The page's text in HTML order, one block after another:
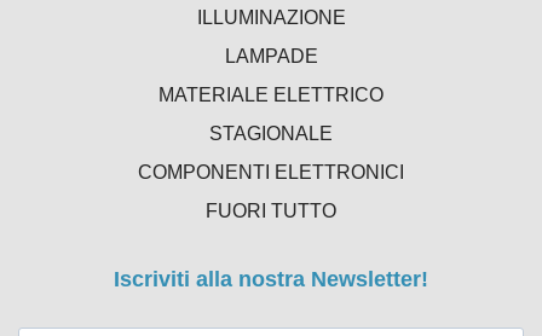
ILLUMINAZIONE
LAMPADE
MATERIALE ELETTRICO
STAGIONALE
COMPONENTI ELETTRONICI
FUORI TUTTO
Iscriviti alla nostra Newsletter!